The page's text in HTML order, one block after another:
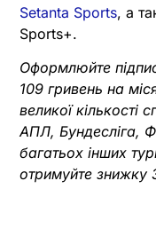
Setanta Sports, а
Sports+.
Оформлюйте
109 гривень на
великої кількості
АПЛ, Бундесліга,
багатьох інших
отримуйте знижку